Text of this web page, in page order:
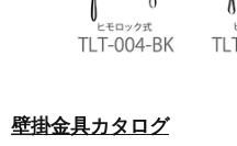
壁掛金具カタログ